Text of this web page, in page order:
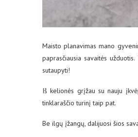
Maisto planavimas mano
paprasčiausia savaitės
sutaupyti!
Iš kelionės grįžau su nauju
tinklaraščio turinį taip pat.
Be ilgų įžangų, dalijuosi šios